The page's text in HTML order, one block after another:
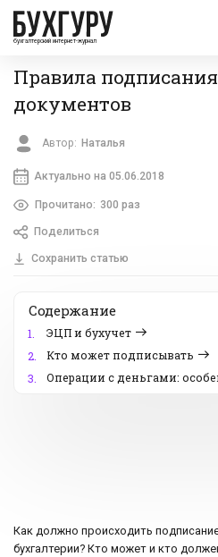
бухгалтерский интернет-журнал
Правила
документов
Автор: Наталья
Актуально на 05.06.2018
Прочитано: 300 раз
Поделиться
Сохранить статью
Содержание
1.
ЭЦП и бухучет
2.
Кто может подписывать
3.
Операции с деньгами:
Как должно происходить
бухгалтерии? Кто может и кто